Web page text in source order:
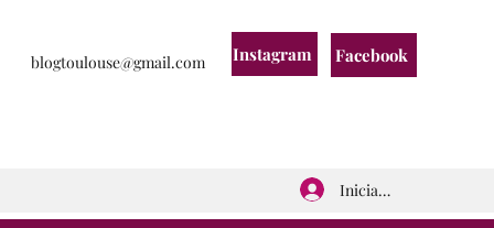
blogtoulouse@gmail.com Instagram Facebook
Iniciar sesión